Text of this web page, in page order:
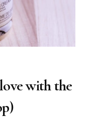
with the